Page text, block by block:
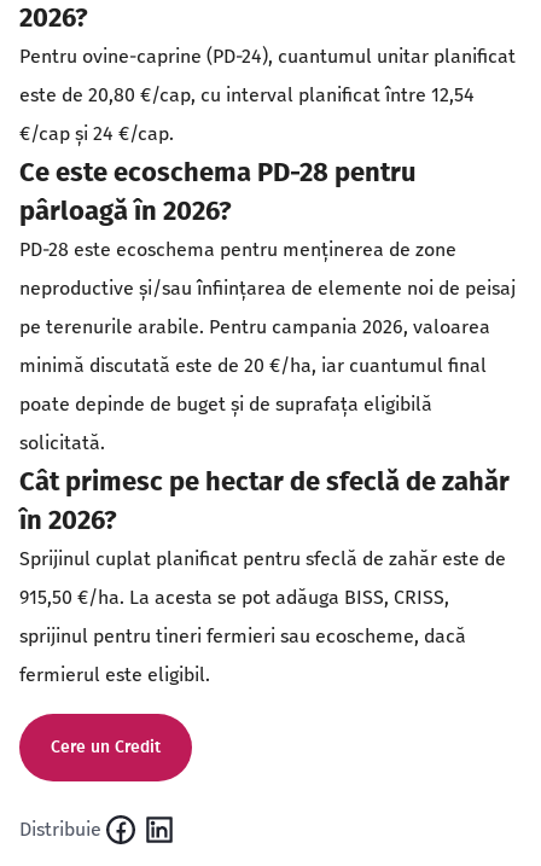
2026?
Pentru ovine-caprine (PD-24), cuantumul unitar planificat
este de 20,80 €/cap, cu interval planificat între 12,54
€/cap și 24 €/cap.
Ce este ecoschema PD-28 pentru
pârloagă în 2026?
PD-28 este ecoschema pentru menținerea de zone
neproductive și/sau înființarea de elemente noi de peisaj
pe terenurile arabile. Pentru campania 2026, valoarea
minimă discutată este de 20 €/ha, iar cuantumul final
poate depinde de buget și de suprafața eligibilă
solicitată.
Cât primesc pe hectar de sfeclă de zahăr
în 2026?
Sprijinul cuplat planificat pentru sfeclă de zahăr este de
915,50 €/ha. La acesta se pot adăuga BISS, CRISS,
sprijinul pentru tineri fermieri sau ecoscheme, dacă
fermierul este eligibil.
Cere un Credit
Distribuie